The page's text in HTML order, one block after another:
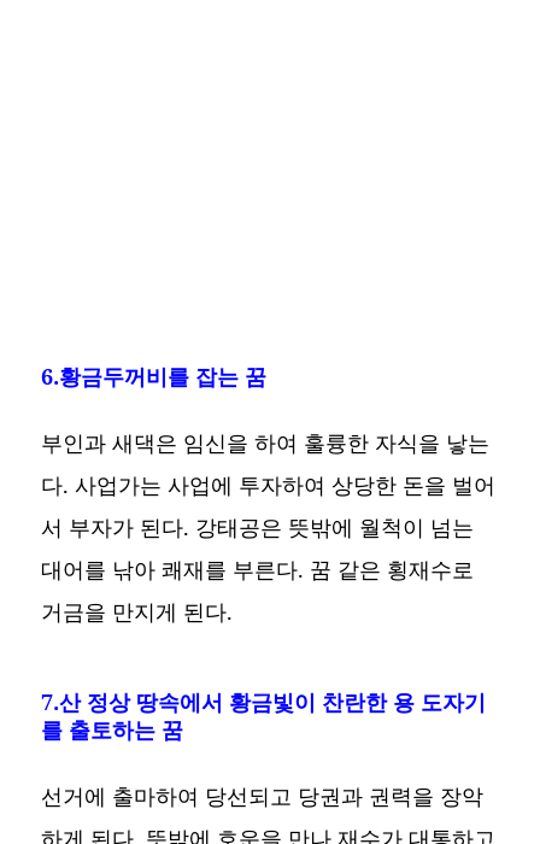
6.황금두꺼비를 잡는 꿈
부인과 새댁은 임신을 하여 훌륭한 자식을 낳는
다. 사업가는 사업에 투자하여 상당한 돈을 벌어
서 부자가 된다. 강태공은 뜻밖에 월척이 넘는
대어를 낚아 쾌재를 부른다. 꿈 같은 횡재수로
거금을 만지게 된다.
7.산 정상 땅속에서 황금빛이 찬란한 용 도자기
를 출토하는 꿈
선거에 출마하여 당선되고 당권과 권력을 장악
하게 된다. 뜻밖에 호운을 만나 재수가 대통하고